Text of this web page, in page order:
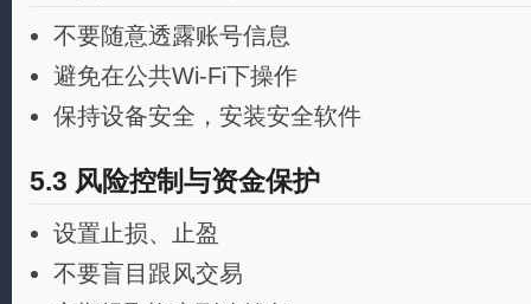
不要随意透露账号信息
避免在公共Wi-Fi下操作
保持设备安全，安装安全软件
5.3 风险控制与资金保护
设置止损、止盈
不要盲目跟风交易